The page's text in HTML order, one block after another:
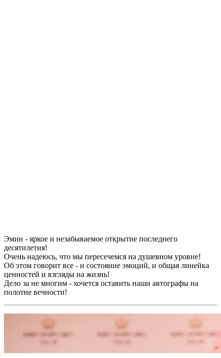
Эмин - яркое и незабываемое открытие последнего
десятилетия!
​Очень надеюсь, что мы​ пересечемся​ на душевном уровне!
Об этом говорит все - и​ состояние эмоций, и общая линейка
ценностей​ и взгляды​ на жизнь!
Дело за не многим -​ ​хочется оставить​ наши автографы на
полотне вечности!​